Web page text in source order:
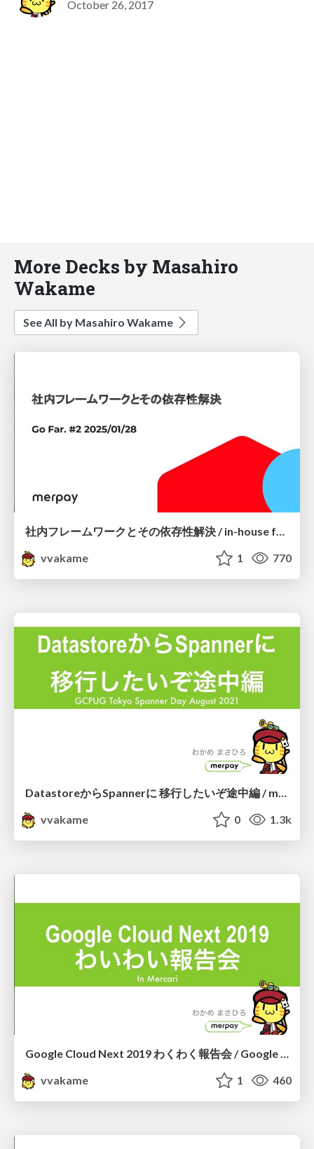
October 26, 2017
More Decks by Masahiro
Wakame
See All by Masahiro Wakame
社内フレームワークとその依存性解決 / in-house framework and its dependency management
vvakame
1 770
vvakame
0 1.3k
Google Cloud Next 2019 わくわく報告会 / Google Cloud Next 2019 WakuWaku Report
vvakame
1 460